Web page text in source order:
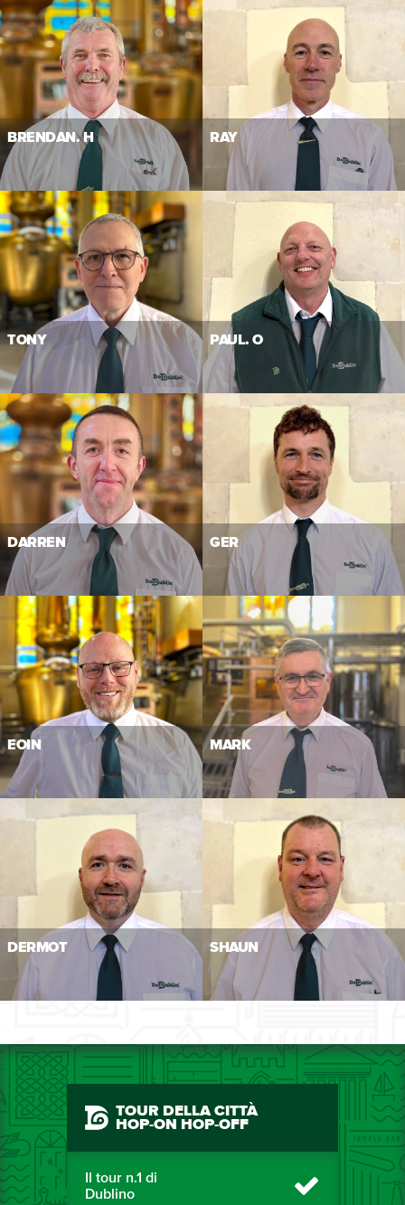
BRENDAN. H RAY
TONY PAUL. O
DARREN GER
EOIN MARK
DERMOT SHAUN
TOUR DELLA CITTÀ
HOP-ON HOP-OFF
Il tour n.1 di
Dublino